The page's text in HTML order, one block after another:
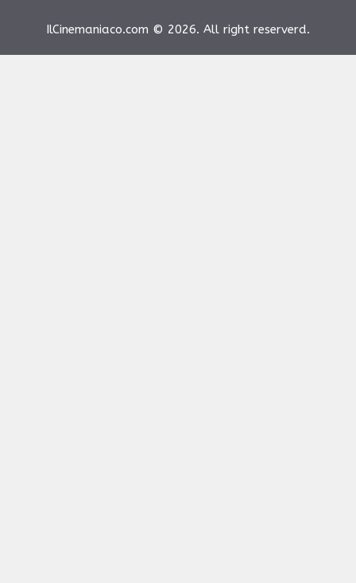
IlCinemaniaco.com © 2026. All right reserverd.